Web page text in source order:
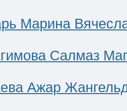
Марина
Салмаз
Ажар